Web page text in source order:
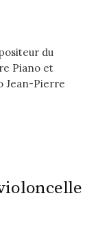
du
Piano et
Jean-Pierre